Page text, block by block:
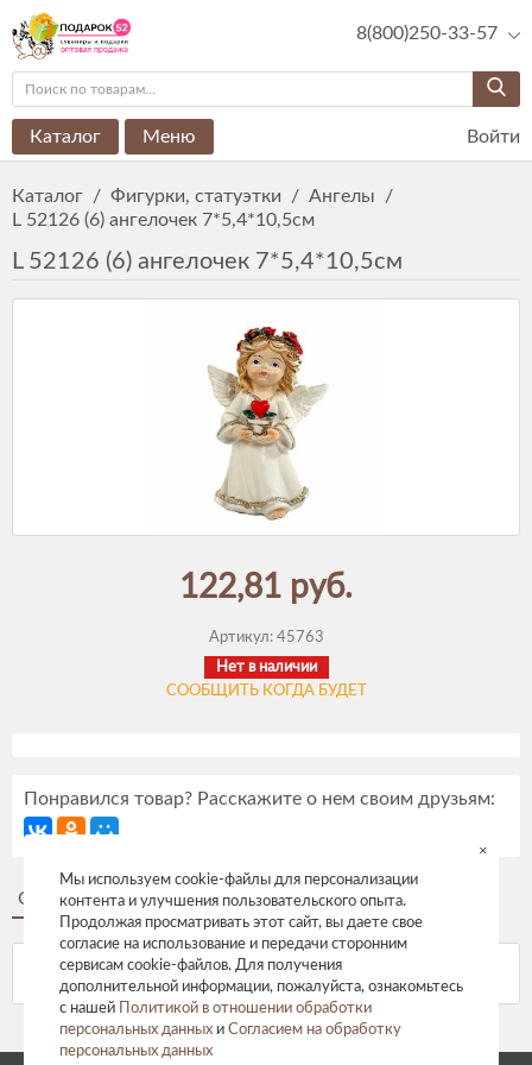
8(800)250-33-57
Каталог Меню Войти
Каталог / Фигурки, статуэтки / Ангелы
/
L 52126 (6) ангелочек 7*5,4*10,5см
L 52126 (6) ангелочек 7*5,4*10,5см
122,81 руб.
Артикул: 45763
Нет в наличии
СООБЩИТЬ КОГДА БУДЕТ
Понравился товар? Расскажите о нем своим друзьям:
Описание Отзывы
Мы используем cookie-файлы для персонализации
контента и улучшения пользовательского опыта.
Продолжая просматривать этот сайт, вы даете свое
согласие на использование и передачи сторонним
сервисам cookie-файлов. Для получения
дополнительной информации, пожалуйста, ознакомьтесь
с нашей
Политикой в отношении обработки
персональных данных и Согласием на обработку
персональных данных
×